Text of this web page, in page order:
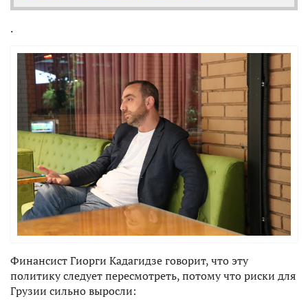
.
Финансист Гиорги Кадагидзе говорит, что эту
политику следует пересмотреть, потому что риски для
Грузии сильно выросли: